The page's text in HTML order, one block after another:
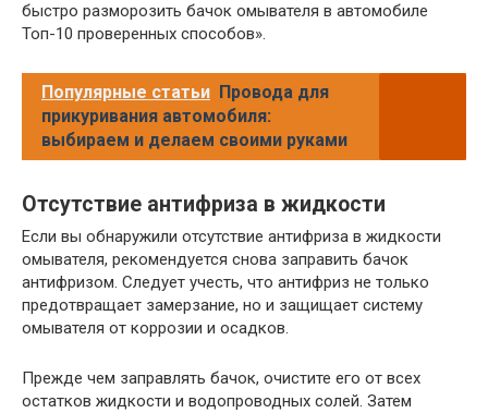
быстро разморозить бачок омывателя в автомобиле
Топ-10 проверенных способов».
Популярные статьи Провода для
прикуривания автомобиля:
выбираем и делаем своими руками
Отсутствие антифриза в жидкости
Если вы обнаружили отсутствие антифриза в жидкости
омывателя, рекомендуется снова заправить бачок
антифризом. Следует учесть, что антифриз не только
предотвращает замерзание, но и защищает систему
омывателя от коррозии и осадков.
Прежде чем заправлять бачок, очистите его от всех
остатков жидкости и водопроводных солей. Затем